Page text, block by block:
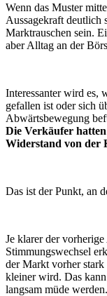
Wenn das Muster
Aussagekraft deutlich
Marktrauschen sein.
aber Alltag an der
Interessanter wird es,
gefallen ist oder sich
Abwärtsbewegung
Die Verkäufer
Widerstand von der
Das ist der Punkt, an
Je klarer der
Stimmungswechsel
der Markt vorher stark
kleiner wird. Das
langsam müde werden.